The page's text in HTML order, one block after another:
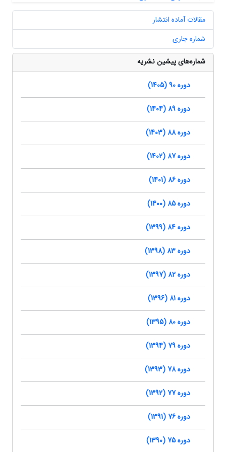
مقالات آماده انتشار
شماره جاری
شماره‌های پیشین نشریه
دوره 90 (1405)
دوره 89 (1404)
دوره 88 (1403)
دوره 87 (1402)
دوره 86 (1401)
دوره 85 (1400)
دوره 84 (1399)
دوره 83 (1398)
دوره 82 (1397)
دوره 81 (1396)
دوره 80 (1395)
دوره 79 (1394)
دوره 78 (1393)
دوره 77 (1392)
دوره 76 (1391)
دوره 75 (1390)